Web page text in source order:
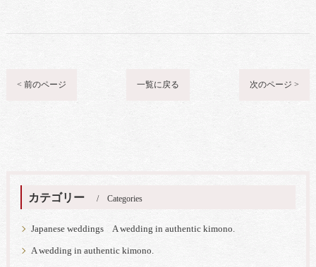
< 前のページ 一覧に戻る 次のページ >
カテゴリー Categories
Japanese weddings A wedding in authentic kimono.
A wedding in authentic kimono.